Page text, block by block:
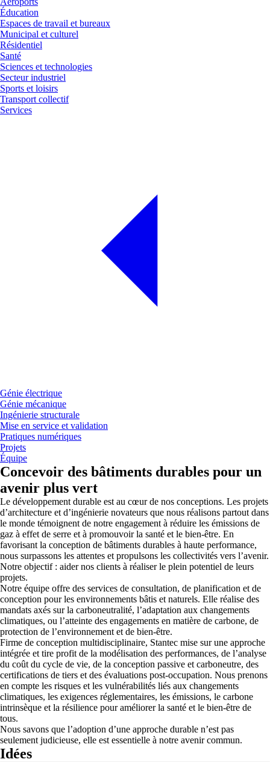
Éducation
Espaces de travail et bureaux
Municipal et culturel
Résidentiel
Santé
Sciences et technologies
Secteur industriel
Sports et loisirs
Transport collectif
Services
Génie électrique
Génie mécanique
Ingénierie structurale
Mise en service et validation
Pratiques numériques
Projets
Équipe
Concevoir des bâtiments durables pour un
avenir plus vert
Le développement durable est au cœur de nos conceptions. Les projets
d’architecture et d’ingénierie novateurs que nous réalisons partout dans
le monde témoignent de notre engagement à réduire les émissions de
gaz à effet de serre et à promouvoir la santé et le bien-être. En
favorisant la conception de bâtiments durables à haute performance,
nous surpassons les attentes et propulsons les collectivités vers l’avenir.
Notre objectif : aider nos clients à réaliser le plein potentiel de leurs
projets.
Notre équipe offre des services de consultation, de planification et de
conception pour les environnements bâtis et naturels. Elle réalise des
mandats axés sur la carboneutralité, l’adaptation aux changements
climatiques, ou l’atteinte des engagements en matière de carbone, de
protection de l’environnement et de bien-être.
Firme de conception multidisciplinaire, Stantec mise sur une approche
intégrée et tire profit de la modélisation des performances, de l’analyse
du coût du cycle de vie, de la conception passive et carboneutre, des
certifications de tiers et des évaluations post-occupation. Nous prenons
en compte les risques et les vulnérabilités liés aux changements
climatiques, les exigences réglementaires, les émissions, le carbone
intrinsèque et la résilience pour améliorer la santé et le bien-être de
tous.
Nous savons que l’adoption d’une approche durable n’est pas
seulement judicieuse, elle est essentielle à notre avenir commun.
Idées